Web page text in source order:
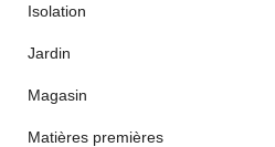
Isolation
Jardin
Magasin
Matières premières